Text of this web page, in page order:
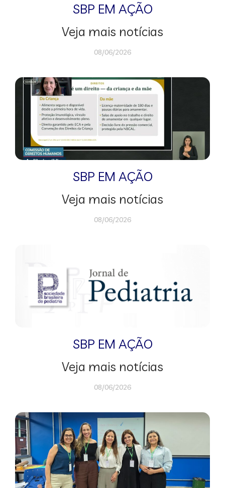
SBP EM AÇÃO
Veja mais notícias
08/06/2026
SBP EM AÇÃO
Veja mais notícias
08/06/2026
SBP EM AÇÃO
Veja mais notícias
08/06/2026